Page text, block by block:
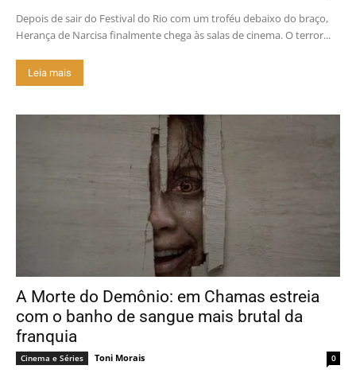
Depois de sair do Festival do Rio com um troféu debaixo do braço,
Herança de Narcisa finalmente chega às salas de cinema. O terror...
Leia mais
A Morte do Demônio: em Chamas estreia
com o banho de sangue mais brutal da
franquia
Cinema e Séries Toni Morais 0